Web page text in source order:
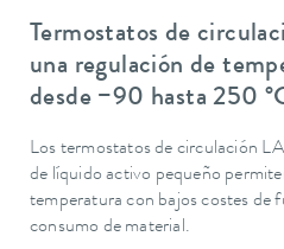
Termostatos de
una regulación de
desde −90 hasta 250
Los termostatos de circulación
de líquido activo pequeño
temperatura con bajos costes de
consumo de material.